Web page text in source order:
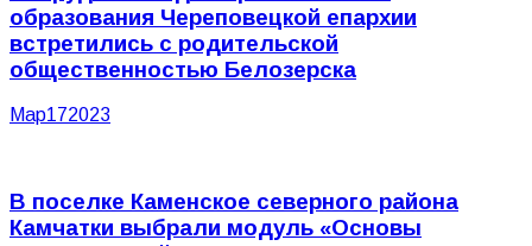
образования Череповецкой епархии
встретились с родительской
общественностью Белозерска
Мар172023
В поселке Каменское северного района
Камчатки выбрали модуль «Основы